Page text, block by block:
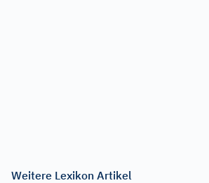
Weitere Lexikon Artikel